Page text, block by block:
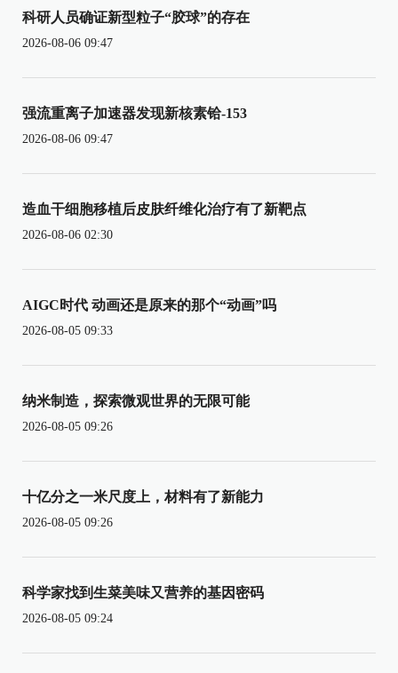
科研人员确证新型粒子“胶球”的存在
2026-08-06 09:47
强流重离子加速器发现新核素铪-153
2026-08-06 09:47
造血干细胞移植后皮肤纤维化治疗有了新靶点
2026-08-06 02:30
AIGC时代 动画还是原来的那个“动画”吗
2026-08-05 09:33
纳米制造，探索微观世界的无限可能
2026-08-05 09:26
十亿分之一米尺度上，材料有了新能力
2026-08-05 09:26
科学家找到生菜美味又营养的基因密码
2026-08-05 09:24